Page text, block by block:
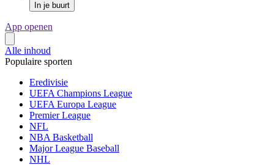
In je buurt
App openen
Alle inhoud
Populaire sporten
Eredivisie
UEFA Champions League
UEFA Europa League
Premier League
NFL
NBA Basketball
Major League Baseball
NHL